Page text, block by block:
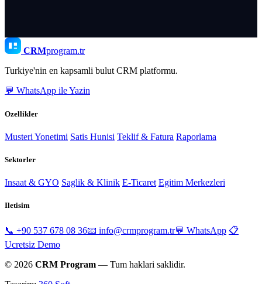
CRMprogram.tr
Turkiye'nin en kapsamli bulut CRM platformu.
💬 WhatsApp ile Yazin
Ozellikler
Musteri Yonetimi Satis Hunisi Teklif & Fatura Raporlama
Sektorler
Insaat & GYO Saglik & Klinik E-Ticaret Egitim Merkezleri
Iletisim
📞 +90 537 678 08 36📧 info@crmprogram.tr💬 WhatsApp 📋
Ucretsiz Demo
© 2026 CRM Program — Tum haklari saklidir.